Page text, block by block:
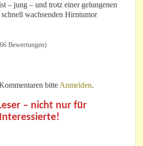
– jung – und trotz einer gelungenen
wachsenden Hirntumor
66 Bewertungen)
bitte Anmelden.
– nicht nur für